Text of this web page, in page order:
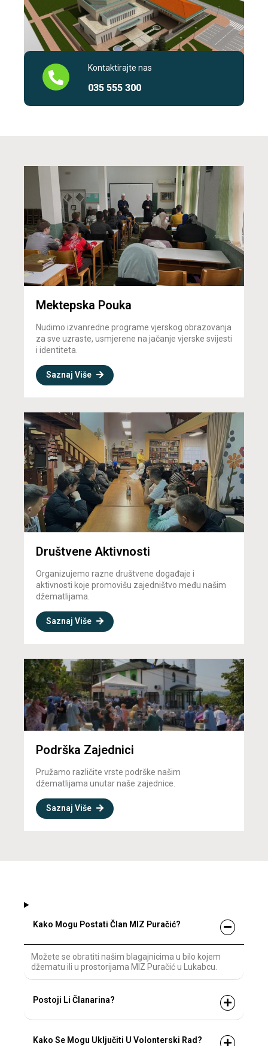
Kontaktirajte nas
035 555 300
Mektepska Pouka
Nudimo izvanredne programe vjerskog obrazovanja
za sve uzraste, usmjerene na jačanje vjerske svijesti
i identiteta.
Saznaj Više
Društvene Aktivnosti
Organizujemo razne društvene događaje i
aktivnosti koje promovišu zajedništvo među našim
džematlijama.
Saznaj Više
Podrška Zajednici
Pružamo različite vrste podrške našim
džematlijama unutar naše zajednice.
Saznaj Više
Kako Mogu Postati Član MIZ Puračić?
Možete se obratiti našim blagajnicima u bilo kojem
džematu ili u prostorijama MIZ Puračić u Lukabcu.
Postoji Li Članarina?
Kako Se Mogu Uključiti U Volonterski Rad?